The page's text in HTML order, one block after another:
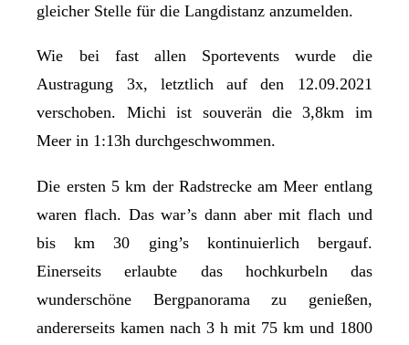
gleicher Stelle für die Langdistanz anzumelden.
Wie bei fast allen Sportevents wurde die
Austragung 3x, letztlich auf den 12.09.2021
verschoben. Michi ist souverän die 3,8km im
Meer in 1:13h durchgeschwommen.
Die ersten 5 km der Radstrecke am Meer entlang
waren flach. Das war’s dann aber mit flach und
bis km 30 ging’s kontinuierlich bergauf.
Einerseits erlaubte das hochkurbeln das
wunderschöne Bergpanorama zu genießen,
andererseits kamen nach 3 h mit 75 km und 1800